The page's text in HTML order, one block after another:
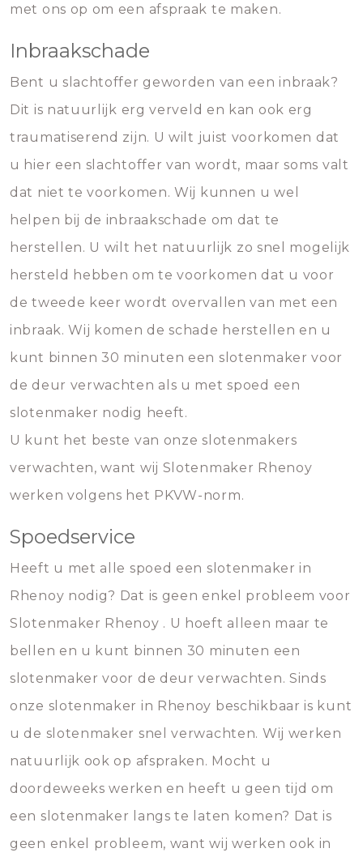
met ons op om een afspraak te maken.
Inbraakschade
Bent u slachtoffer geworden van een inbraak?
Dit is natuurlijk erg verveld en kan ook erg
traumatiserend zijn. U wilt juist voorkomen dat
u hier een slachtoffer van wordt, maar soms valt
dat niet te voorkomen. Wij kunnen u wel
helpen bij de inbraakschade om dat te
herstellen. U wilt het natuurlijk zo snel mogelijk
hersteld hebben om te voorkomen dat u voor
de tweede keer wordt overvallen van met een
inbraak. Wij komen de schade herstellen en u
kunt binnen 30 minuten een slotenmaker voor
de deur verwachten als u met spoed een
slotenmaker nodig heeft.
U kunt het beste van onze slotenmakers
verwachten, want wij Slotenmaker Rhenoy
werken volgens het PKVW-norm.
Spoedservice
Heeft u met alle spoed een slotenmaker in
Rhenoy nodig? Dat is geen enkel probleem voor
Slotenmaker Rhenoy . U hoeft alleen maar te
bellen en u kunt binnen 30 minuten een
slotenmaker voor de deur verwachten. Sinds
onze slotenmaker in Rhenoy beschikbaar is kunt
u de slotenmaker snel verwachten. Wij werken
natuurlijk ook op afspraken. Mocht u
doordeweeks werken en heeft u geen tijd om
een slotenmaker langs te laten komen? Dat is
geen enkel probleem, want wij werken ook in